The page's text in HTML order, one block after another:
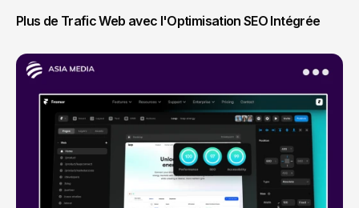
Plus de Trafic Web avec l'Optimisation SEO Intégrée